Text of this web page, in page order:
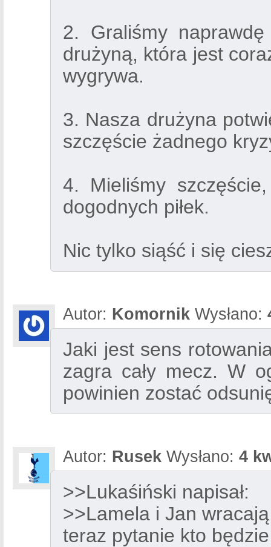
2. Graliśmy
drużyną, która jest
wygrywa.
3. Nasza drużyna
szczęście żadnego
4. Mieliśmy
dogodnych piłek.
Nic tylko siąść i się
Autor: Komornik Wysłano:
Jaki jest sens
zagra cały mecz. W
powinien zostać
Autor: Rusek Wysłano: 4
>>Lukaśiński napisał:
>>Lamela i Jan
teraz pytanie kto